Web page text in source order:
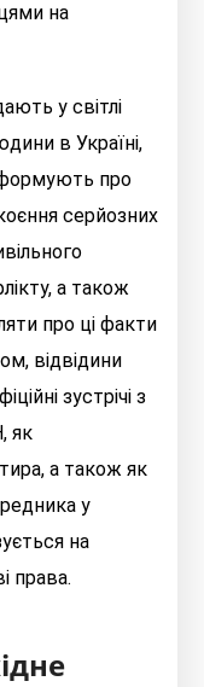
на
у світлі
в Україні,
про
серйозних
а також
про ці факти
відвідини
зустрічі з
як
а також як
у
на
права.